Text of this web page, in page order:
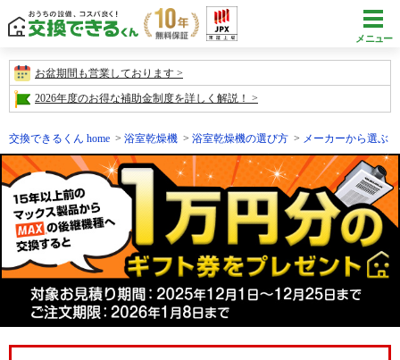
メニュー
お盆期間も営業しております
2026年度のお得な補助金制度を詳しく解説！
交換できるくん home 浴室乾燥機 浴室乾燥機の選び方 メーカーから選ぶ